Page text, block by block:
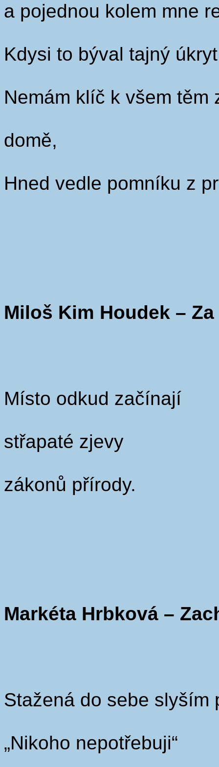
a pojednou kolem mne
Kdysi to býval tajný
Nemám klíč k všem těm
domě,
Hned vedle pomníku z
Miloš Kim Houdek –
Místo odkud začínají
střapaté zjevy
zákonů přírody.
Markéta Hrbková –
Stažená do sebe slyším
„Nikoho nepotřebuji“